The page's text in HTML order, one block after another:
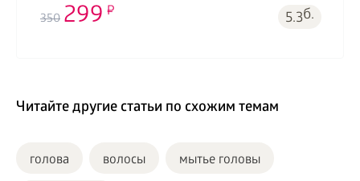
350 299 5.3б.
Читайте другие статьи по схожим темам
голова волосы мытье головы